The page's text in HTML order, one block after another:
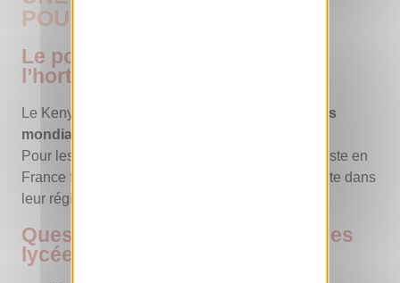
POUR L’AFRIQUE DE L’EST
Le poids économique de
l’horticulture au Kenya
Le Kenya est
l’un des plus grands exportateurs
mondiaux de fleurs coupées
Pour les élèves, la découverte du métier de fleuriste en
France fait donc écho à une industrie très présente dans
leur région.
Questions et centres d’intérêt des
lycéens